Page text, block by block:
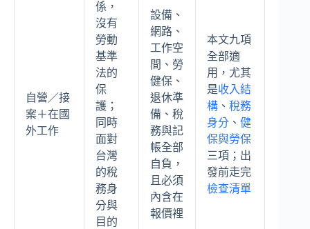
自營／接
案＋在國
外工作
係，
沒有
勞動
基準
法的
保
護；
同時
面對
台灣
的稅
務身
分與
目的
設備、
網路、
工作空
間、勞
健保、
退休準
備、稅
務與記
帳全部
自負，
且必須
內含在
報價裡
本文九項
全部適
用，尤其
是收入結
構 、 稅務
身分 、 健
保與勞保
三項；出
發前走完
檢查清單